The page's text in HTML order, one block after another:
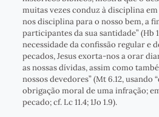
muitas vezes conduz à disciplina
nos disciplina para o nosso bem, a
participantes da sua santidade” (Hb
necessidade da confissão regular e
pecados, Jesus exorta-nos a orar
as nossas dívidas, assim como
nossos devedores” (Mt 6.12, usando
obrigação moral de uma infração;
pecado; cf. Lc 11.4; 1Jo 1.9).